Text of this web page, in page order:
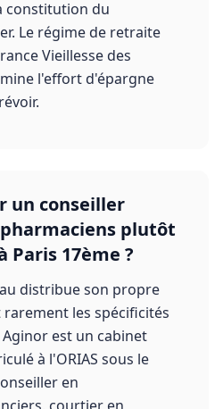
constitution du
Le régime de retraite
Vieillesse des
l'effort d'épargne
un conseiller
plutôt
Paris 17ème ?
distribue son propre
les spécificités
est un cabinet
à l'ORIAS sous le
en